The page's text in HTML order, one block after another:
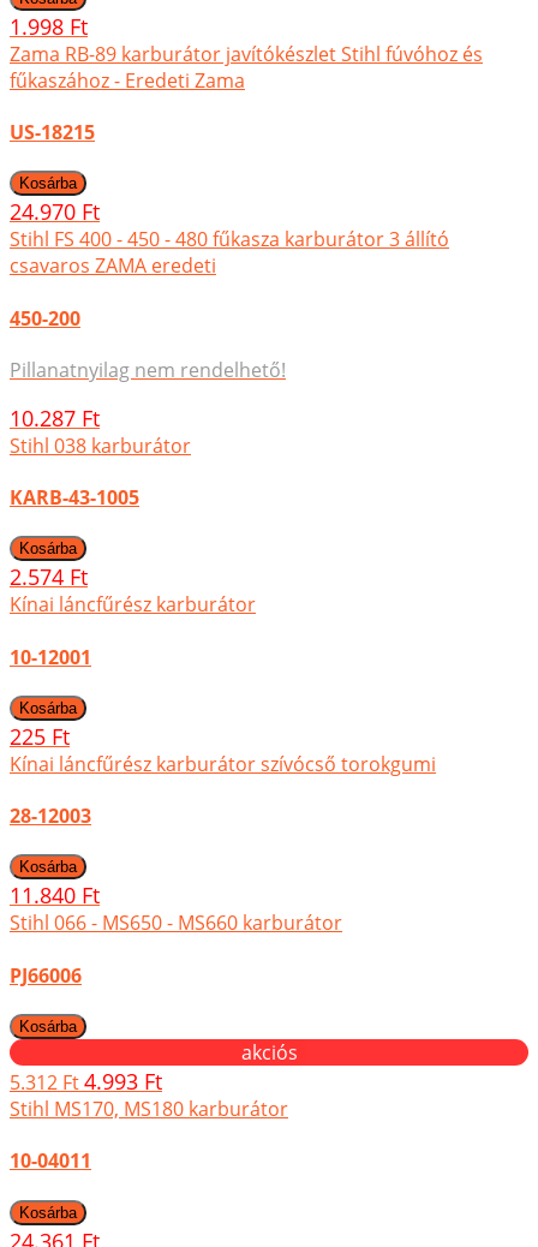
1.998 Ft
Zama RB-89 karburátor javítókészlet Stihl fúvóhoz és
fűkaszához - Eredeti Zama
US-18215
24.970 Ft
Stihl FS 400 - 450 - 480 fűkasza karburátor 3 állító
csavaros ZAMA eredeti
450-200
Pillanatnyilag nem rendelhető!
10.287 Ft
Stihl 038 karburátor
KARB-43-1005
2.574 Ft
Kínai láncfűrész karburátor
10-12001
225 Ft
Kínai láncfűrész karburátor szívócső torokgumi
28-12003
11.840 Ft
Stihl 066 - MS650 - MS660 karburátor
PJ66006
akciós
5.312 Ft4.993 Ft
Stihl MS170, MS180 karburátor
10-04011
24.361 Ft